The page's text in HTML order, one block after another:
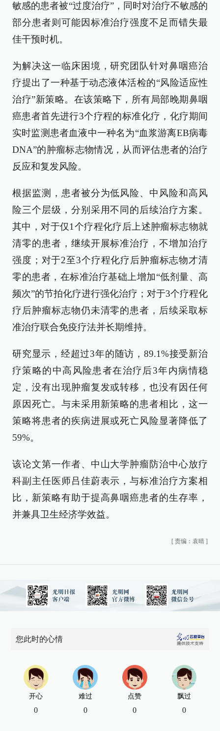
敏感的患者被“过度治疗”，同时对治疗不敏感的
部分患者则可能因标准治疗强度不足而错失最
佳干预时机。
为解决这一临床困境，研究团队针对鼻咽癌治
疗提出了一种基于动态液体活检的“风险适应性
治疗”新策略。在该策略下，所有局部晚期鼻咽
癌患者首先进行3个疗程的标准化疗，化疗期间
实时监测患者血液中一种名为“血浆游离EB病毒
DNA”的肿瘤标志物情况，从而评估患者的治疗
反应和复发风险。
根据监测，患者被分为低风险、中风险和高风
险三个层级，分别采用不同的后续治疗方案。
其中，对于仅1个疗程化疗后上述肿瘤标志物就
清零的患者，继续开展标准治疗，不增加治疗
强度；对于2至3个疗程化疗后肿瘤标志物才清
零的患者，在标准治疗基础上增加“低剂量、高
频次”的节拍化疗进行强化治疗；对于3个疗程化
疗后肿瘤标志物仍未清零的患者，后续采取标
准治疗联合免疫疗法并长期维持。
研究显示，经超过3年的随访，89.1%接受新治
疗策略的中高风险患者在治疗后3年内病情稳
定，没有出现肿瘤复发或转移，也没有因任何
原因死亡。与未采用新策略的患者相比，这一
策略将患者的疾病进展或死亡风险显著降低了
59%。
该论文第一作者、中山大学肿瘤防治中心放疗
科副主任医师吕佳蔚表示，与标准治疗方案相
比，新策略有助于提高鼻咽癌患者的生存率，
并兼具卫生经济学效益。
[ 责编：袁晴 ]
您此时的心情
开心
0
难过
0
点赞
0
飘过
0